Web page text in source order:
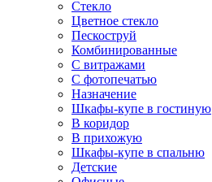
Стекло
Цветное стекло
Пескоструй
Комбинированные
С витражами
С фотопечатью
Назначение
Шкафы-купе в гостиную
В коридор
В прихожую
Шкафы-купе в спальню
Детские